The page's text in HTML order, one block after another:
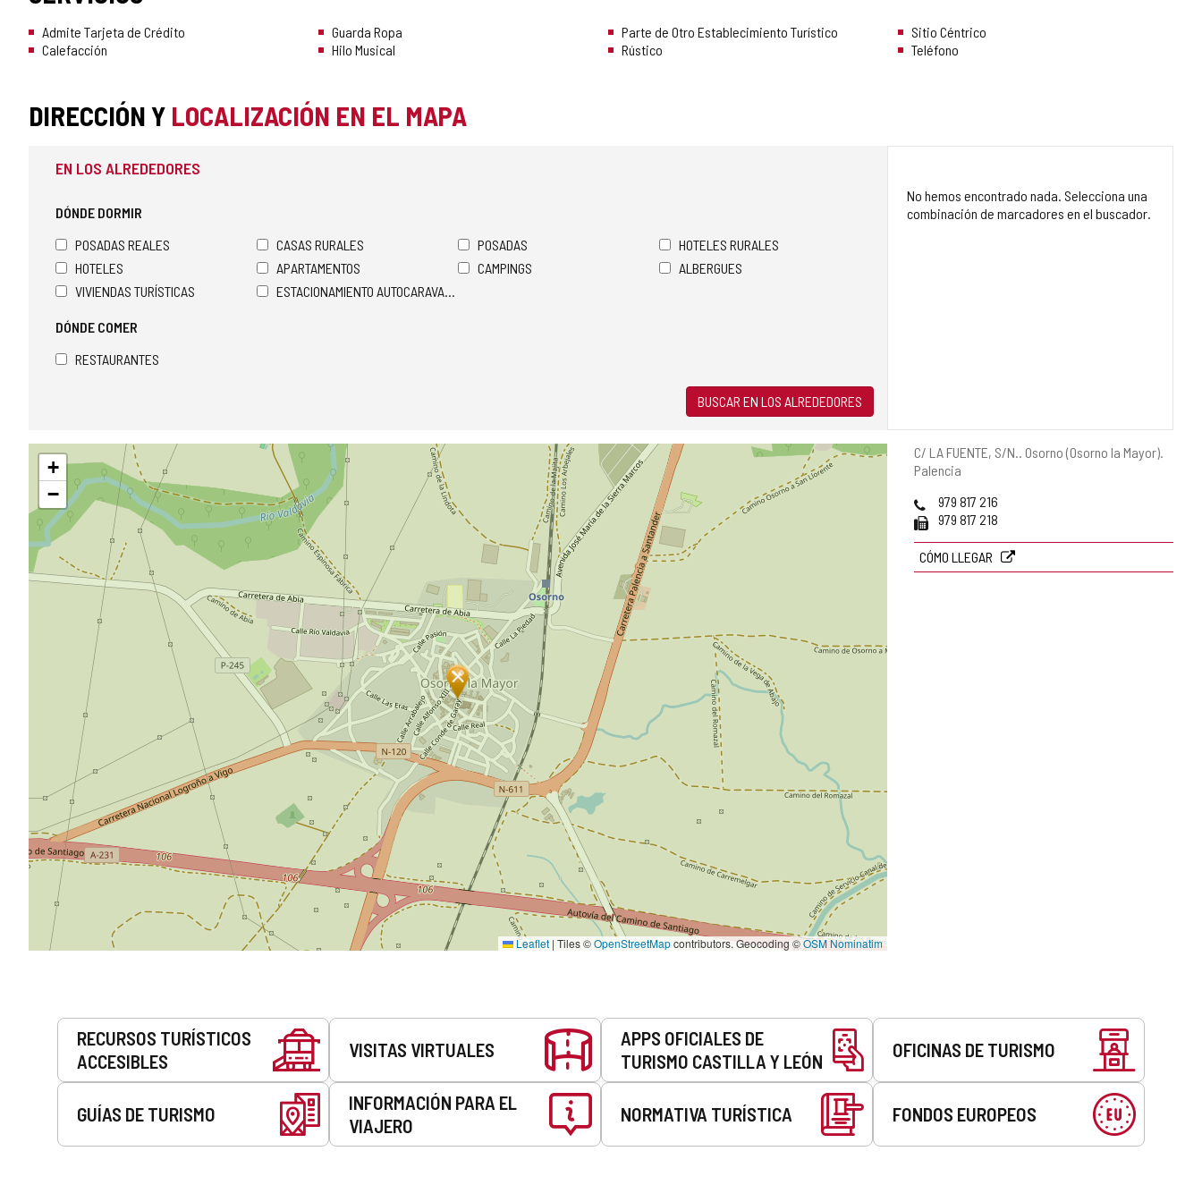
Admite Tarjeta de Crédito
Calefacción
Guarda Ropa
Hilo Musical
Parte de Otro Establecimiento Turístico
Rústico
Sitio Céntrico
Teléfono
DIRECCIÓN Y LOCALIZACIÓN EN EL MAPA
Dirección
postal
C/ LA FUENTE, S/N.. Osorno (Osorno la Mayor).
Palencia
Teléfonos
979 817 216
Fax 979 817 218
CÓMO LLEGAR
EN LOS ALREDEDORES
DÓNDE DORMIR
POSADAS REALES
CASAS RURALES POSADAS
HOTELES RURALES
HOTELES
APARTAMENTOS CAMPINGS
ALBERGUES
VIVIENDAS TURÍSTICAS
ESTACIONAMIENTO AUTOCARAVANAS
DÓNDE COMER
RESTAURANTES
BUSCAR EN LOS ALREDEDORES
No hemos encontrado nada. Selecciona una
combinación de marcadores en el buscador.
Saltar
mapa
+
−
Leaflet | Tiles ©OpenStreetMapcontributors. Geocoding ©OSM Nominatim
Servicios
RECURSOS TURÍSTICOS
ACCESIBLES
VISITAS VIRTUALES
APPS OFICIALES DE
TURISMO CASTILLA Y LEÓN
OFICINAS DE TURISMO
GUÍAS DE TURISMO
INFORMACIÓN PARA EL
VIAJERO
NORMATIVA TURÍSTICA FONDOS EUROPEOS